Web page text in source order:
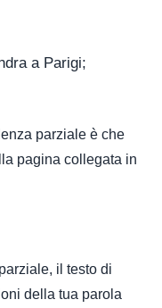
a Parigi;
parziale è che
pagina collegata in
il testo di
della tua parola